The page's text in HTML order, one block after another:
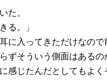
た。
る。」
入ってきただけなの
ずそういう側面はある
感じたんだとしてもよ